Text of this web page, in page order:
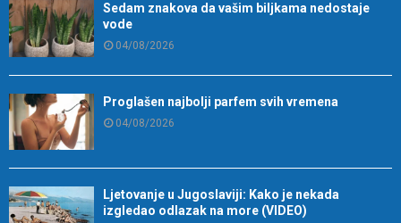
Sedam znakova da vašim biljkama nedostaje
vode
04/08/2026
Proglašen najbolji parfem svih vremena
04/08/2026
Ljetovanje u Jugoslaviji: Kako je nekada
izgledao odlazak na more (VIDEO)